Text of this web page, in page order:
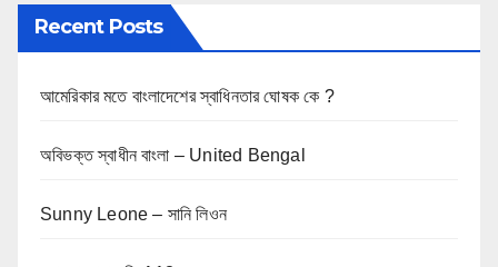
Recent Posts
আমেরিকার মতে বাংলাদেশের স্বাধিনতার ঘোষক কে ?
অবিভক্ত স্বাধীন বাংলা – United Bengal
Sunny Leone – সানি লিওন